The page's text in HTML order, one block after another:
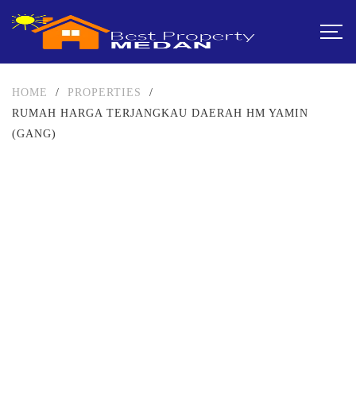
HOME / PROPERTIES
/
RUMAH HARGA TERJANGKAU DAERAH HM YAMIN
(GANG)